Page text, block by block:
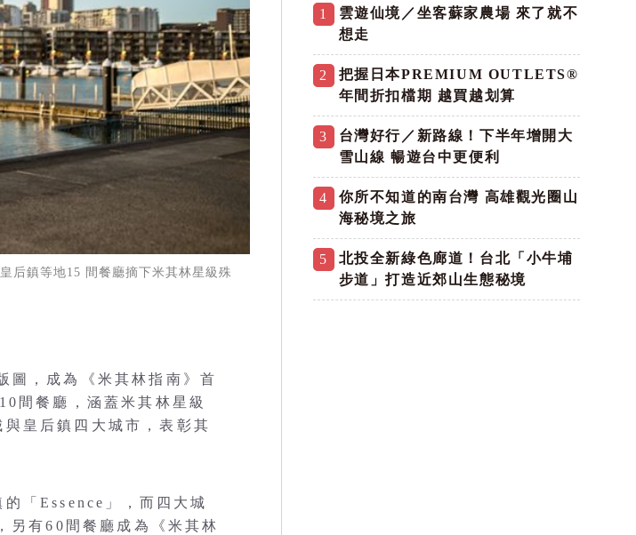
后鎮等地15 間餐廳摘下米其林星級殊
圖，成為《米其林指南》首
間餐廳，涵蓋米其林星級
皇后鎮四大城市，表彰其
「Essence」，而四大城
另有60間餐廳成為《米其林
1
雲遊仙境／坐客蘇家農場 來了就不
想走
2
把握日本PREMIUM OUTLETS®
年間折扣檔期 越買越划算
3
台灣好行／新路線！下半年增開大
雪山線 暢遊台中更便利
4
你所不知道的南台灣 高雄觀光圈山
海秘境之旅
5
北投全新綠色廊道！台北「小牛埔
步道」打造近郊山生態秘境